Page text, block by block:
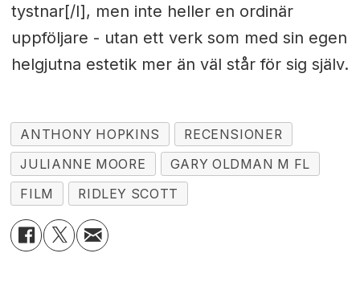
tystnar[/I], men inte heller en ordinär
uppföljare - utan ett verk som med sin egen
helgjutna estetik mer än väl står för sig själv.
ANTHONY HOPKINS
RECENSIONER
JULIANNE MOORE
GARY OLDMAN M FL
FILM
RIDLEY SCOTT